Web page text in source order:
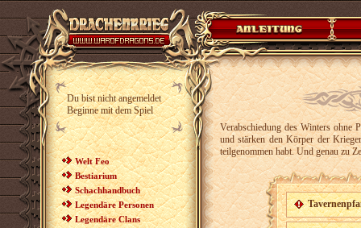
Du bist nicht angemeldet
Beginne mit dem Spiel
Welt Feo
Bestiarium
Schachhandbuch
Legendäre Personen
Legendäre Clans
Verabschiedung des Winters ohne
und stärken den Körper der
teilgenommen habt. Und genau zu